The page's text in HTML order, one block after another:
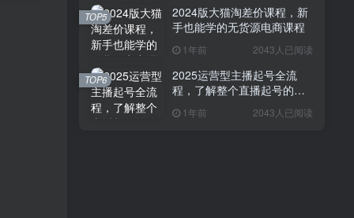
2024版大猫淘差价课程，新
手也能学的无货源电商课程
1年前 2043人已阅读
TOP5
2025运营型主播起号全流
程，了解整个直播起号的路
货满满)
1年前 2043人已阅读
TOP6